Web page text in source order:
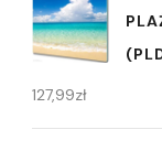
127,99zł